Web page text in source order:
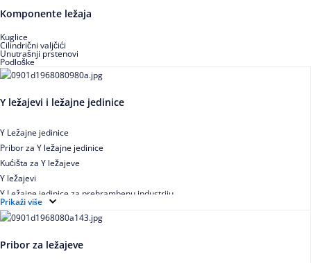
Buričasti zaptiveni ležajevi
Buričasti aksijalni ležajevi
Komponente ležaja
Kuglice
Cilindrični valjčići
Unutrašnji prstenovi
Podloške
Y ležajevi i ležajne jedinice
Y Ležajne jedinice
Pribor za Y ležajne jedinice
Kućišta za Y ležajeve
Y ležajevi
Y Ležajne jedinice za prehrambenu industriju
Ležajne jedinice sa valjkastim ležajevima
Prikaži više
Pribor za ležajeve